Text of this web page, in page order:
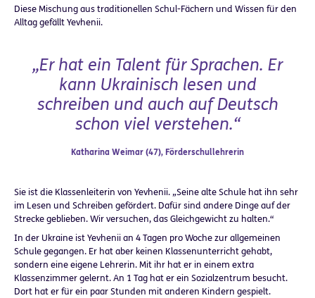
Diese Mischung aus traditionellen Schul-Fächern und Wissen für den
Alltag gefällt Yevhenii.
„Er hat ein Talent für Sprachen. Er
kann Ukrainisch lesen und
schreiben und auch auf Deutsch
schon viel verstehen.“
Katharina Weimar (47), Förderschullehrerin
Sie ist die Klassenleiterin von Yevhenii. „Seine alte Schule hat ihn sehr
im Lesen und Schreiben gefördert. Dafür sind andere Dinge auf der
Strecke geblieben. Wir versuchen, das Gleichgewicht zu halten.“
In der Ukraine ist Yevhenii an 4 Tagen pro Woche zur allgemeinen
Schule gegangen. Er hat aber keinen Klassenunterricht gehabt,
sondern eine eigene Lehrerin. Mit ihr hat er in einem extra
Klassenzimmer gelernt. An 1 Tag hat er ein Sozialzentrum besucht.
Dort hat er für ein paar Stunden mit anderen Kindern gespielt.